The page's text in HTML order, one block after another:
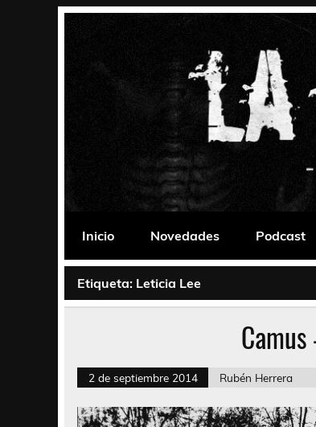
La Habitación 235
Inicio
Novedades Podcast
Etiqueta: Leticia Lee
2 de septiembre 2014 Rubén Herrera